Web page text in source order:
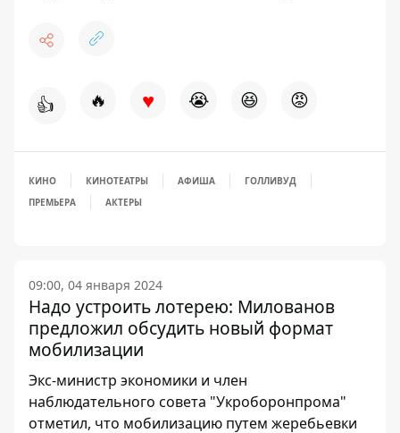
👍 🔥 ♥ 😭 😆 😡
КИНО КИНОТЕАТРЫ АФИША
ГОЛЛИВУД
ПРЕМЬЕРА
АКТЕРЫ
09:00, 04 января 2024
Надо устроить лотерею: Милованов
предложил обсудить новый формат
мобилизации
Экс-министр экономики и член
наблюдательного совета "Укроборонпрома"
отметил, что мобилизацию путем жеребьевки